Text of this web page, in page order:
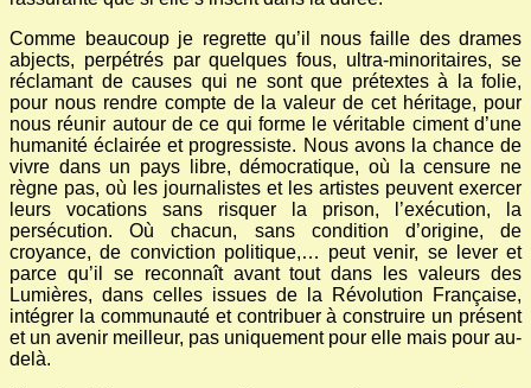
Comme beaucoup je regrette qu’il nous faille des drames
abjects, perpétrés par quelques fous, ultra-minoritaires, se
réclamant de causes qui ne sont que prétextes à la folie,
pour nous rendre compte de la valeur de cet héritage, pour
nous réunir autour de ce qui forme le véritable ciment d’une
humanité éclairée et progressiste. Nous avons la chance de
vivre dans un pays libre, démocratique, où la censure ne
règne pas, où les journalistes et les artistes peuvent exercer
leurs vocations sans risquer la prison, l’exécution, la
persécution. Où chacun, sans condition d’origine, de
croyance, de conviction politique,… peut venir, se lever et
parce qu’il se reconnaît avant tout dans les valeurs des
Lumières, dans celles issues de la Révolution Française,
intégrer la communauté et contribuer à construire un présent
et un avenir meilleur, pas uniquement pour elle mais pour au-
delà.